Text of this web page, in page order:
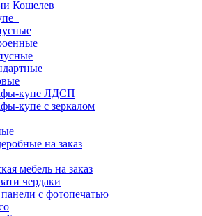
Кошелев
купе ЛДСП
купе с зеркалом
на заказ
мебель на заказ
чердаки
с фотопечатью